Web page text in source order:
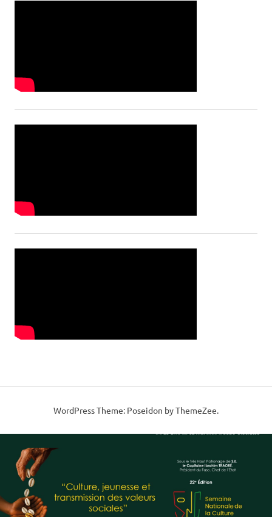
WordPress Theme: Poseidon by ThemeZee.